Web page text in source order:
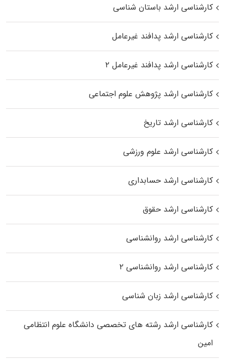
کارشناسی ارشد باستان شناسی
کارشناسی ارشد پدافند غیرعامل
کارشناسی ارشد پدافند غیرعامل ۲
کارشناسی ارشد پژوهش علوم اجتماعی
کارشناسی ارشد تاریخ
کارشناسی ارشد علوم ورزشی
کارشناسی ارشد حسابداری
کارشناسی ارشد حقوق
کارشناسی ارشد روانشناسی
کارشناسی ارشد روانشناسی ۲
کارشناسی ارشد زبان شناسی
کارشناسی ارشد رﺷﺘﻪ ﻫﺎی تخصصی داﻧﺸﮕﺎه ﻋﻠﻮم انتظامی
اﻣﻴﻦ